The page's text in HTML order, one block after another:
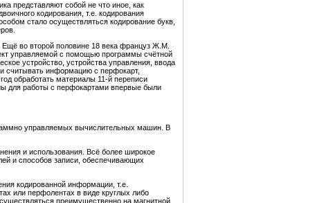
представляют собой не что иное, как
кодирования, т.е. кодирования
стало осуществляться кодирование букв,
Ещё во второй половине 18 века француз Ж.М.
управляемой с помощью программы счётной
устройство, устройства управления, ввода
считывать информацию с перфокарт,
обработать материалы 11-й переписи
для работы с перфокартами впервые были
управляемых вычислительных машин. В
и использования. Всё более широкое
и способов записи, обеспечивающих
кодированной информации, т.е.
или перфолентах в виде круглых либо
преимущественно на магнитной